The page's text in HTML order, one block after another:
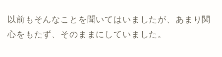
以前もそんなことを聞いてはいましたが、あまり関
心をもたず、そのままにしていました。